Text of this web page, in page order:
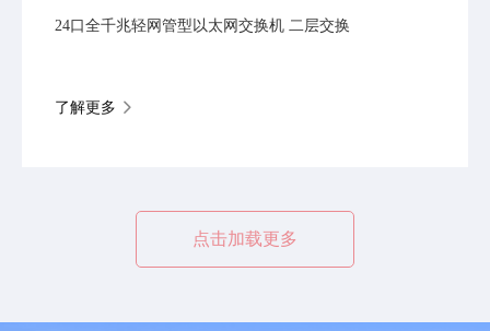
24口全千兆轻网管型以太网交换机 二层交换
了解更多
点击加载更多